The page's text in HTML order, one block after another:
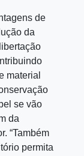
de
da
material
se vão
da
“Também
permita